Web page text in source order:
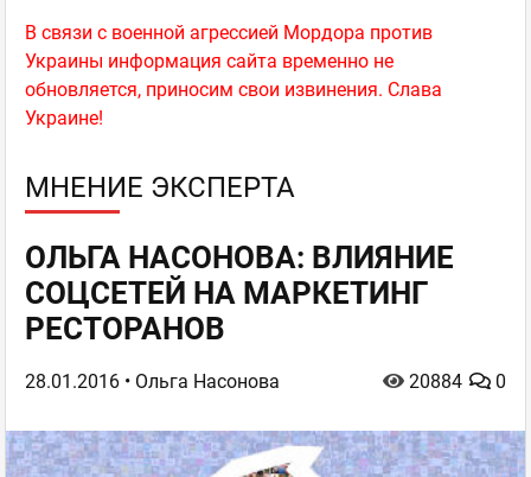
В связи с военной агрессией Мордора против
Украины информация сайта временно не
обновляется, приносим свои извинения. Слава
Украине!
МНЕНИЕ ЭКСПЕРТА
ОЛЬГА НАСОНОВА: ВЛИЯНИЕ
СОЦСЕТЕЙ НА МАРКЕТИНГ
РЕСТОРАНОВ
28.01.2016 • Ольга Насонова 0
20884